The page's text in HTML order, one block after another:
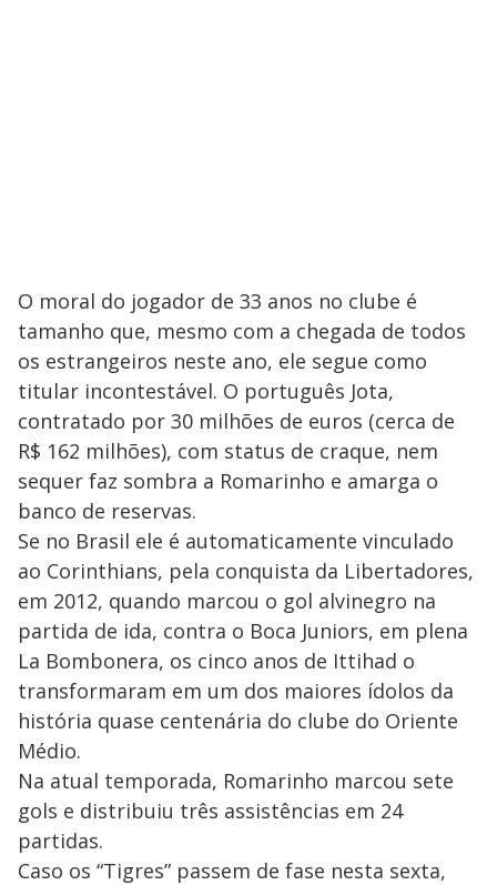
O moral do jogador de 33 anos no clube é
tamanho que, mesmo com a chegada de todos
os estrangeiros neste ano, ele segue como
titular incontestável. O português Jota,
contratado por 30 milhões de euros (cerca de
R$ 162 milhões), com status de craque, nem
sequer faz sombra a Romarinho e amarga o
banco de reservas.
Se no Brasil ele é automaticamente vinculado
ao Corinthians, pela conquista da Libertadores,
em 2012, quando marcou o gol alvinegro na
partida de ida, contra o Boca Juniors, em plena
La Bombonera, os cinco anos de Ittihad o
transformaram em um dos maiores ídolos da
história quase centenária do clube do Oriente
Médio.
Na atual temporada, Romarinho marcou sete
gols e distribuiu três assistências em 24
partidas.
Caso os “Tigres” passem de fase nesta sexta,